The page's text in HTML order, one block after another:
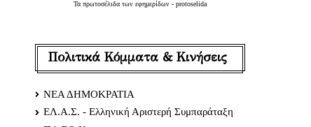
Τα πρωτοσέλιδα των εφημερίδων - protoselida
Πολιτικά Κόμματα & Κινήσεις
ΝΕΑ ΔΗΜΟΚΡΑΤΙΑ
ΕΛ.Α.Σ. - Ελληνική Αριστερή Συμπαράταξη